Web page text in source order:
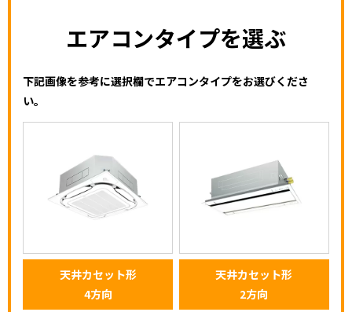
エアコンタイプを選ぶ
下記画像を参考に選択欄でエアコンタイプをお選びくださ
い。
天井カセット形
4方向
天井カセット形
2方向